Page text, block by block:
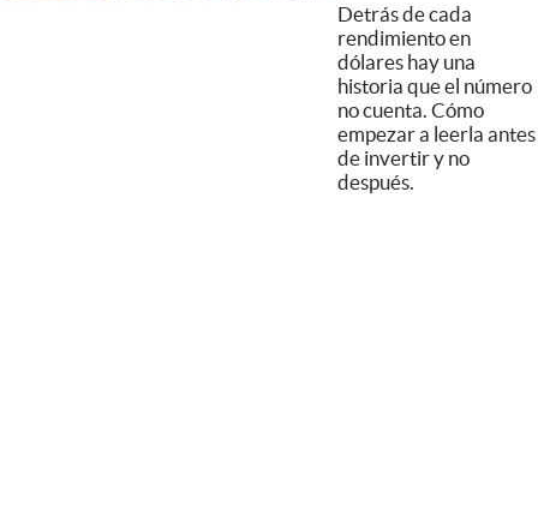
Detrás de cada
rendimiento en
dólares hay una
historia que el número
no cuenta. Cómo
empezar a leerla antes
de invertir y no
después.